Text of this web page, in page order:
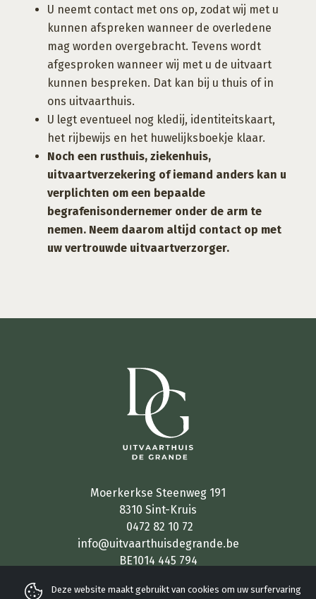
U neemt contact met ons op, zodat wij met u
kunnen afspreken wanneer de overledene
mag worden overgebracht. Tevens wordt
afgesproken wanneer wij met u de uitvaart
kunnen bespreken. Dat kan bij u thuis of in
ons uitvaarthuis.
U legt eventueel nog kledij, identiteitskaart,
het rijbewijs en het huwelijksboekje klaar.
Noch een rusthuis, ziekenhuis,
uitvaartverzekering of iemand anders kan u
verplichten om een bepaalde
begrafenisondernemer onder de arm te
nemen. Neem daarom altijd contact op met
uw vertrouwde uitvaartverzorger.
Moerkerkse Steenweg 191
8310 Sint-Kruis
0472 82 10 72
info@uitvaarthuisdegrande.be
BE1014 445 794
Deze website maakt gebruikt van cookies om uw surfervaring